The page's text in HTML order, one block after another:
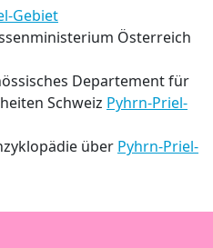
Gebiet
Österreich
Departement für
Schweiz Pyhrn-Priel-
über Pyhrn-Priel-